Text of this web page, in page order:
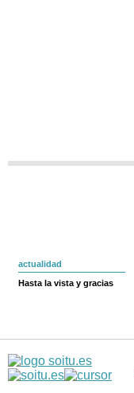
actualidad
Hasta la vista y gracias